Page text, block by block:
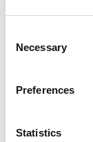
Selection
Necessary
Preferences
Statistics